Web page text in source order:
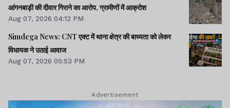
आंगनबाड़ी की दीवार गिराने का आरोप, ग्रामीणों में आक्रोश
Aug 07, 2026 04:12 PM
Simdega News: CNT एक्ट में थाना क्षेत्र की बाध्यता को लेकर
विधायक ने उठाई आवाज
Aug 07, 2026 05:53 PM
Advertisement